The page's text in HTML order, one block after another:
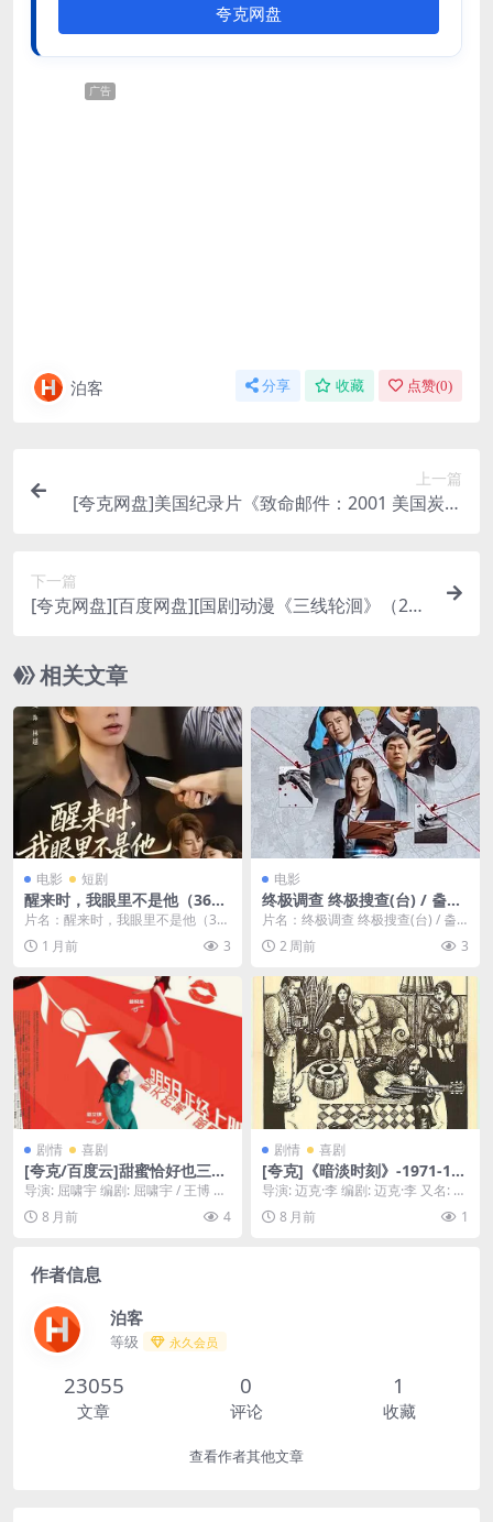
夸克网盘
广告
泊客 分享 收藏 点赞(0)
上一篇
[夸克网盘]美国纪录片《致命邮件：2001 美国炭疽
下一篇
[夸克网盘][百度网盘][国剧]动漫《三线轮洄》（202
相关文章
电影 短剧
醒来时，我眼里不是他（36
集）杨芷煊＆张皓文 (2026)
片名：醒来时，我眼里不是他（36
集）杨芷煊＆张皓文 (2026) 分类：
电影 年...
1 月前 3
电影
终极调查 终极搜查(台) / 출장
수사 / The Ultimate Duo
片名：终极调查 终极搜查(台) / 출
장수사 / The Ultimate Du...
2 周前 3
剧情 喜剧
[夸克/百度云]甜蜜恰好也三
十-2024-1080P女性成长剧-剧
情/爱情-[CN][1]
导演: 屈啸宇 编剧: 屈啸宇 / 王博 又
名: 怒嫁双娇 / 神蜜与猪蜜 / ...
8 月前 4
剧情 喜剧
[夸克]《暗淡时刻》-1971-108
0P迈克·李处女作-剧情-[UK]
导演: 迈克·李 编剧: 迈克·李 又名: 荒
凉时分 资源下载：暗淡时刻下载阿
里...8 月前 1
作者信息
泊客
等级 永久会员
23055
文章
0
评论
1
收藏
查看作者其他文章